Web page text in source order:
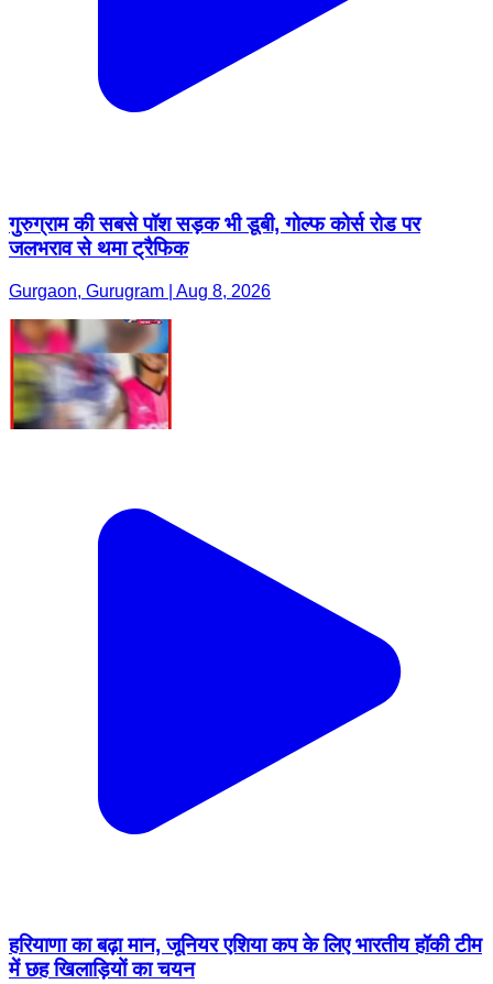
गुरुग्राम की सबसे पॉश सड़क भी डूबी, गोल्फ कोर्स रोड पर
जलभराव से थमा ट्रैफिक
Gurgaon, Gurugram | Aug 8, 2026
हरियाणा का बढ़ा मान, जूनियर एशिया कप के लिए भारतीय हॉकी टीम
में छह खिलाड़ियों का चयन